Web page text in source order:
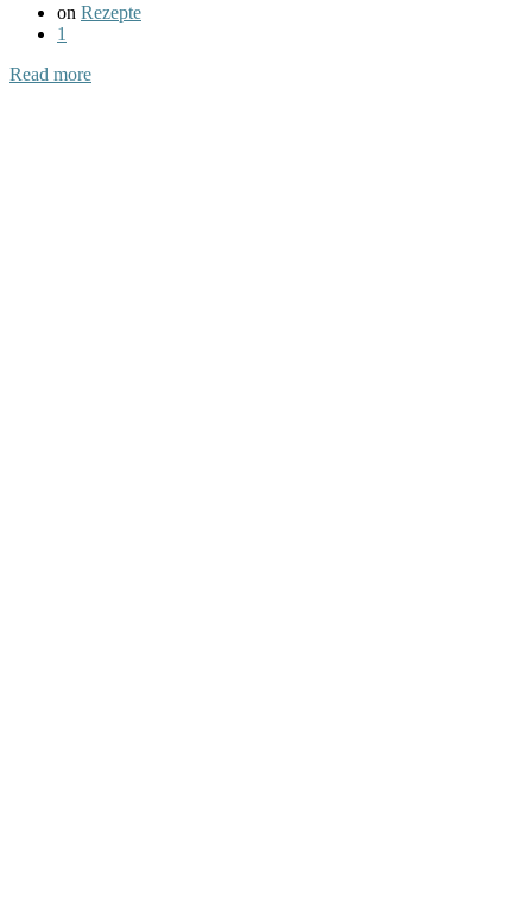
on Rezepte
1
Read more